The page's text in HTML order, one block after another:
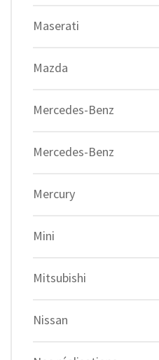
Maserati
Mazda
Mercedes-Benz
Mercedes-Benz
Mercury
Mini
Mitsubishi
Nissan